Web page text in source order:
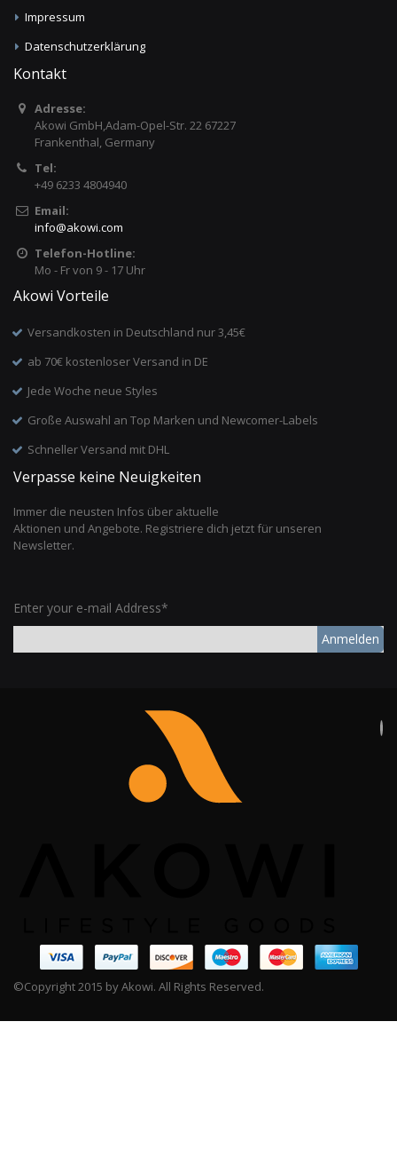
Impressum
Datenschutzerklärung
Kontakt
Adresse:
Akowi GmbH,Adam-Opel-Str. 22 67227
Frankenthal, Germany
Tel:
+49 6233 4804940
Email:
info@akowi.com
Telefon-Hotline:
Mo - Fr von 9 - 17 Uhr
Akowi Vorteile
Versandkosten in Deutschland nur 3,45€
ab 70€ kostenloser Versand in DE
Jede Woche neue Styles
Große Auswahl an Top Marken und Newcomer-Labels
Schneller Versand mit DHL
Verpasse keine Neuigkeiten
Immer die neusten Infos über aktuelle
Aktionen und Angebote. Registriere dich jetzt für unseren
Newsletter.
Enter your e-mail Address*
Anmelden
©Copyright 2015 by Akowi. All Rights Reserved.